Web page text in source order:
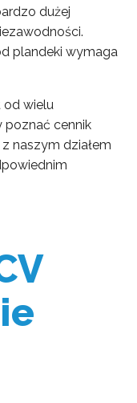
dużej
plandeki wymaga
od wielu
poznać cennik
naszym działem